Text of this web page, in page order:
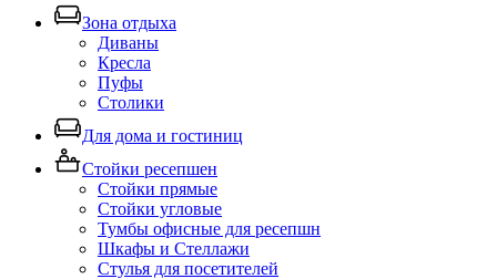
Зона отдыха
Диваны
Кресла
Пуфы
Столики
Для дома и гостиниц
Стойки ресепшен
Стойки прямые
Стойки угловые
Тумбы офисные для ресепшн
Шкафы и Стеллажи
Стулья для посетителей